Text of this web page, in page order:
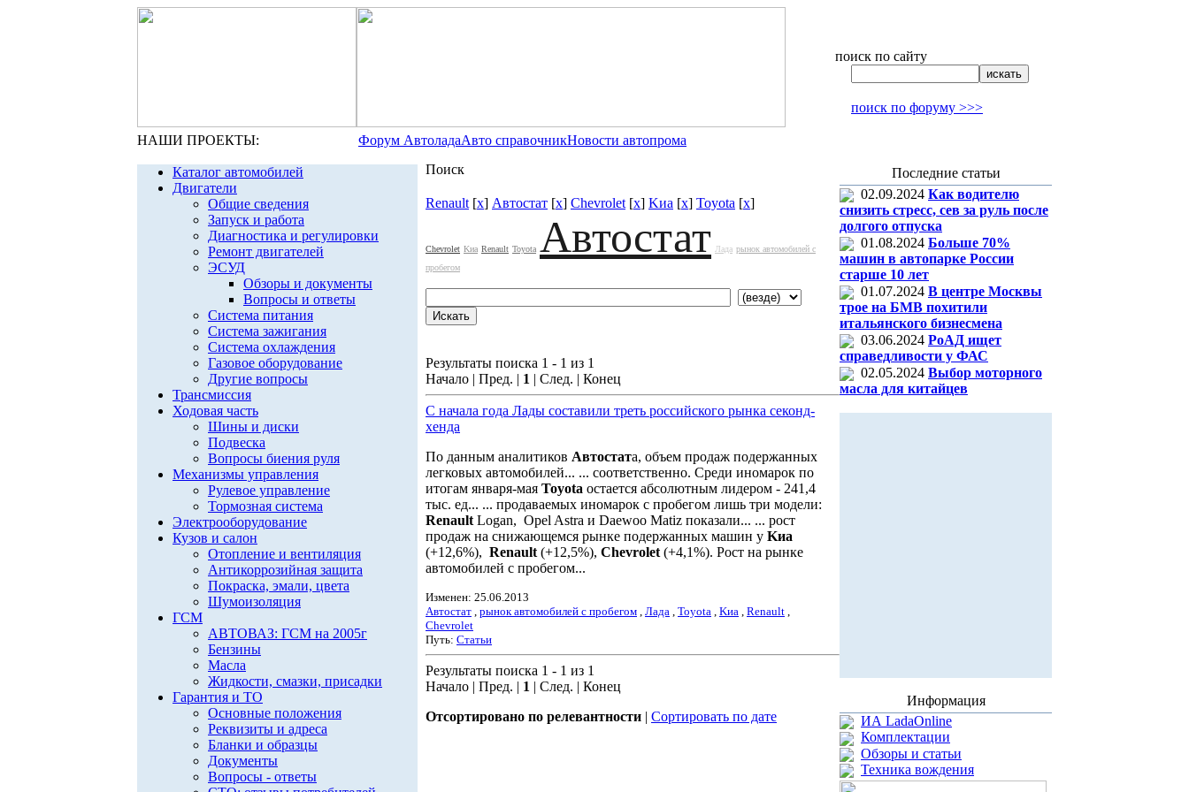
поиск по сайту
поиск по форуму >>>
НАШИ ПРОЕКТЫ: Форум АвтоладаАвто справочникНовости автопрома
Каталог автомобилей
Двигатели
Общие сведения
Запуск и работа
Диагностика и регулировки
Ремонт двигателей
ЭСУД
Обзоры и документы
Вопросы и ответы
Система питания
Система зажигания
Система охлаждения
Газовое оборудование
Другие вопросы
Трансмиссия
Ходовая часть
Шины и диски
Подвеска
Вопросы биения руля
Механизмы управления
Рулевое управление
Тормозная система
Электрооборудование
Кузов и салон
Отопление и вентиляция
Антикоррозийная защита
Покраска, эмали, цвета
Шумоизоляция
ГСМ
АВТОВАЗ: ГСМ на 2005г
Бензины
Масла
Жидкости, смазки, присадки
Гарантия и ТО
Основные положения
Реквизиты и адреса
Бланки и образцы
Документы
Вопросы - ответы
Поиск
Renault [x] Автостат [x] Chevrolet [x] Kиа [x] Toyota [x]
Chevrolet Kиа Renault Toyota Автостат Лада рынок автомобилей с
пробегом
Результаты поиска 1 - 1 из 1
Начало | Пред. | 1 | След. | Конец
С начала года Лады составили треть российского рынка секонд-
хенда
По данным аналитиков Автостата, объем продаж подержанных
легковых автомобилей... ... соответственно. Среди иномарок по
итогам января-мая Toyota остается абсолютным лидером - 241,4
тыс. ед... ... продаваемых иномарок с пробегом лишь три модели:
Renault Logan, Opel Astra и Daewoo Matiz показали... ... рост
продаж на снижающемся рынке подержанных машин у Kиа
(+12,6%), Renault (+12,5%), Chevrolet (+4,1%). Рост на рынке
автомобилей с пробегом...
Изменен: 25.06.2013
Автостат , рынок автомобилей с пробегом , Лада , Toyota , Kиа , Renault ,
Chevrolet
Путь: Статьи
Результаты поиска 1 - 1 из 1
Начало | Пред. | 1 | След. | Конец
Отсортировано по релевантности | Сортировать по дате
Последние статьи
02.09.2024 Как водителю
снизить стресс, сев за руль после
долгого отпуска
01.08.2024 Больше 70%
машин в автопарке России
старше 10 лет
01.07.2024 В центре Москвы
трое на БМВ похитили
итальянского бизнесмена
03.06.2024 РоАД ищет
справедливости у ФАС
02.05.2024 Выбор моторного
масла для китайцев
Информация
ИА LadaOnline
Комплектации
Обзоры и статьи
Техника вождения